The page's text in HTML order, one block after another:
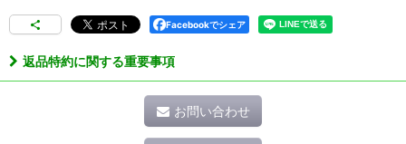
Facebookでシェア
返品特約に関する重要事項
お問い合わせ